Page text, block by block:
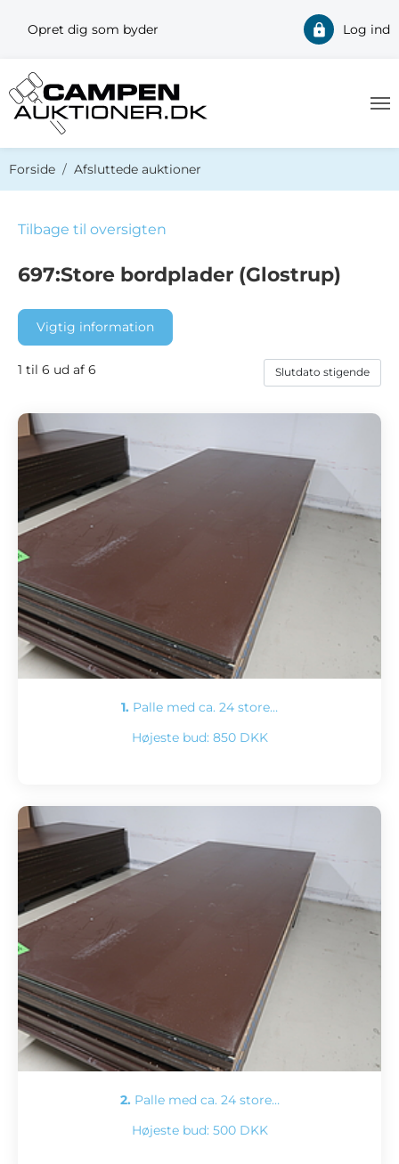
Opret dig som byder Log ind
Forside Afsluttede auktioner
Tilbage til oversigten
697:Store bordplader (Glostrup)
Vigtig information
1 til 6 ud af 6
1. Palle med ca. 24 store…
Højeste bud: 850 DKK
2. Palle med ca. 24 store…
Højeste bud: 500 DKK